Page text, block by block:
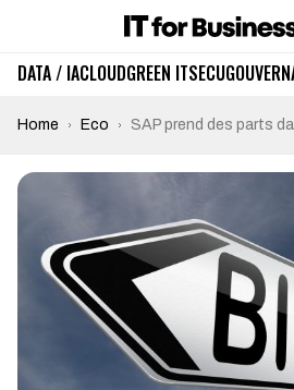
DATA / IACLOUDGREEN ITSECU
Home Eco SAP prend des parts